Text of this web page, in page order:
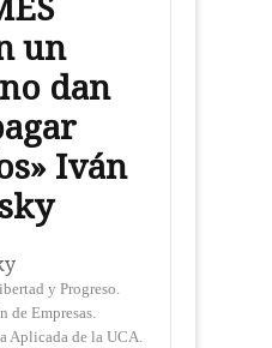
un
dan
Iván
y Progreso.
de Empresas.
Aplicada de la UCA.